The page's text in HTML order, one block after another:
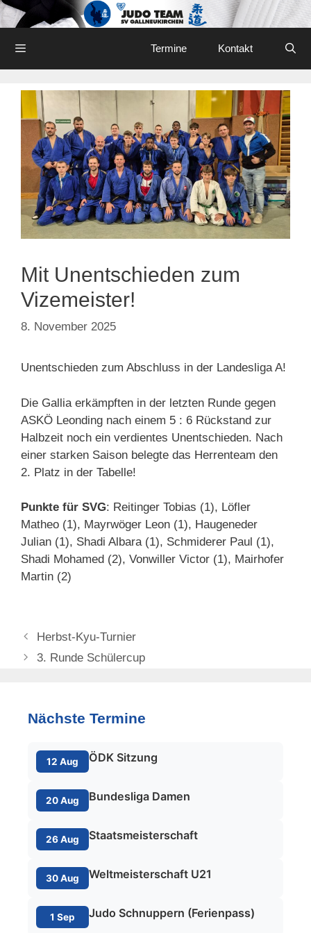
Skip
to
content
Termine Kontakt
Mit Unentschieden zum
Vizemeister!
8. November 2025
Unentschieden zum Abschluss in der Landesliga A!
Die Gallia erkämpften in der letzten Runde gegen
ASKÖ Leonding nach einem 5 : 6 Rückstand zur
Halbzeit noch ein verdientes Unentschieden. Nach
einer starken Saison belegte das Herrenteam den
2. Platz in der Tabelle!
Punkte für SVG: Reitinger Tobias (1), Löfler
Matheo (1), Mayrwöger Leon (1), Haugeneder
Julian (1), Shadi Albara (1), Schmiderer Paul (1),
Shadi Mohamed (2), Vonwiller Victor (1), Mairhofer
Martin (2)
Herbst-Kyu-Turnier
3. Runde Schülercup
Nächste Termine
12 Aug ÖDK Sitzung
20 Aug Bundesliga Damen
26 Aug Staatsmeisterschaft
30 Aug Weltmeisterschaft U21
1 Sep Judo Schnuppern (Ferienpass)